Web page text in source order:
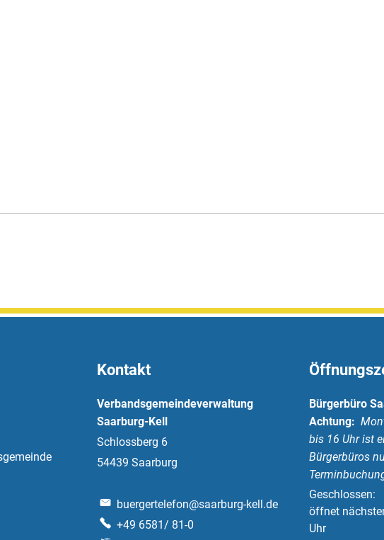
Kontakt
Verbandsgemeindeverwaltung
Saarburg-Kell
Schlossberg 6
54439 Saarburg
buergertelefon@saarburg-kell.de
+49 6581/ 81-0
Bürgerbüro
Achtung:
bis 16 Uhr ist
Bürgerbüros
Klicken, um
Geschlossen:
öffnet
Uhr